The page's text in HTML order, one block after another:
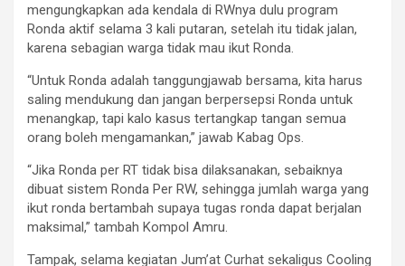
mengungkapkan ada kendala di RWnya dulu program
Ronda aktif selama 3 kali putaran, setelah itu tidak jalan,
karena sebagian warga tidak mau ikut Ronda.
“Untuk Ronda adalah tanggungjawab bersama, kita harus
saling mendukung dan jangan berpersepsi Ronda untuk
menangkap, tapi kalo kasus tertangkap tangan semua
orang boleh mengamankan,” jawab Kabag Ops.
“Jika Ronda per RT tidak bisa dilaksanakan, sebaiknya
dibuat sistem Ronda Per RW, sehingga jumlah warga yang
ikut ronda bertambah supaya tugas ronda dapat berjalan
maksimal,” tambah Kompol Amru.
Tampak, selama kegiatan Jum’at Curhat sekaligus Cooling